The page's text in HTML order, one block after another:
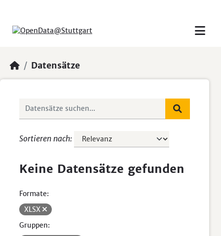
Datensätze
Sortieren nach
Keine Datensätze gefunden
Formate:
XLSX
Gruppen: